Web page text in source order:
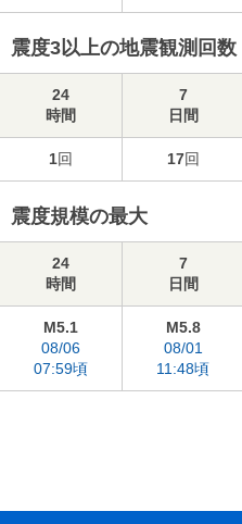
震度3以上の地震観測回数
24
時間
7
日間
1回 17回
震度規模の最大
24
時間
7
日間
M5.1
08/06
07:59頃
M5.8
08/01
11:48頃